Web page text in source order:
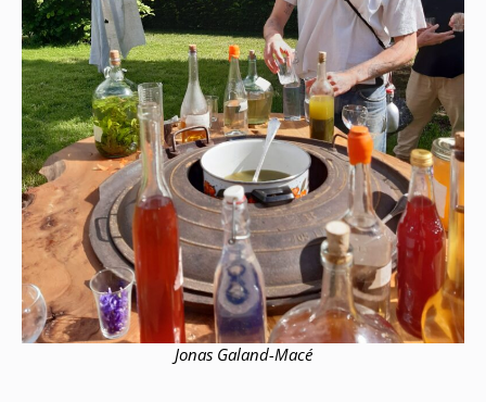
Jonas Galand-Macé